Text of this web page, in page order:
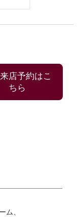
店予約はこ
ちら
ム、